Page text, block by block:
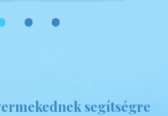
segítségre